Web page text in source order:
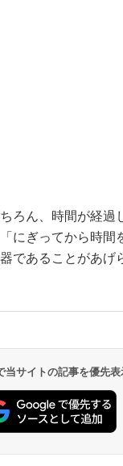
ろん、時間が経過
にぎってから時間
であることがあげ
当サイトの記事を優先表